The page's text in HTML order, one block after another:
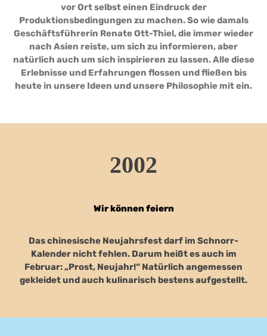
vor Ort selbst einen Eindruck der
Produktionsbedingungen zu machen. So wie damals
Geschäftsführerin Renate Ott-Thiel, die immer wieder
nach Asien reiste, um sich zu informieren, aber
natürlich auch um sich inspirieren zu lassen. Alle diese
Erlebnisse und Erfahrungen flossen und fließen bis
heute in unsere Ideen und unsere Philosophie mit ein.
2002
Wir können feiern
Das chinesische Neujahrsfest darf im Schnorr-
Kalender nicht fehlen. Darum heißt es auch im
Februar: „Prost, Neujahr!“ Natürlich angemessen
gekleidet und auch kulinarisch bestens aufgestellt.